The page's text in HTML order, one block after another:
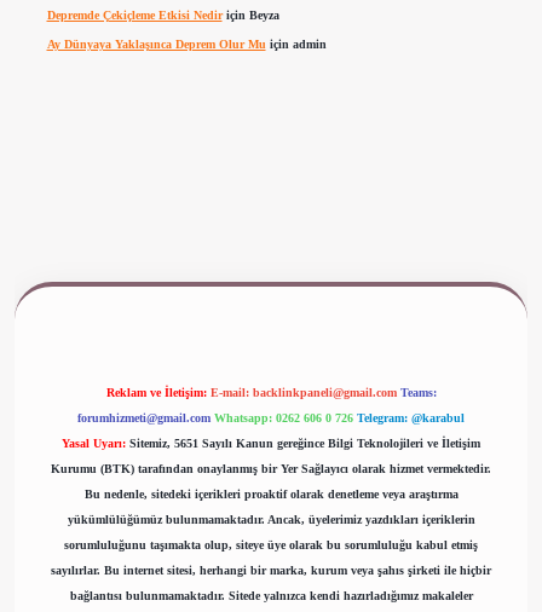
Depremde Çekiçleme Etkisi Nediriçin Beyza
Ay Dünyaya Yaklaşınca Deprem Olur Mu için admin
Reklam ve İletişim: E-mail: backlinkpaneli@gmail.com Teams:
forumhizmeti@gmail.com Whatsapp: 0262 606 0 726 Telegram: @karabul
Yasal Uyarı: Sitemiz, 5651 Sayılı Kanun gereğince Bilgi Teknolojileri ve İletişim
Kurumu (BTK) tarafından onaylanmış bir Yer Sağlayıcı olarak hizmet vermektedir.
Bu nedenle, sitedeki içerikleri proaktif olarak denetleme veya araştırma
yükümlülüğümüz bulunmamaktadır. Ancak, üyelerimiz yazdıkları içeriklerin
sorumluluğunu taşımakta olup, siteye üye olarak bu sorumluluğu kabul etmiş
sayılırlar. Bu internet sitesi, herhangi bir marka, kurum veya şahıs şirketi ile hiçbir
bağlantısı bulunmamaktadır. Sitede yalnızca kendi hazırladığımız makaleler